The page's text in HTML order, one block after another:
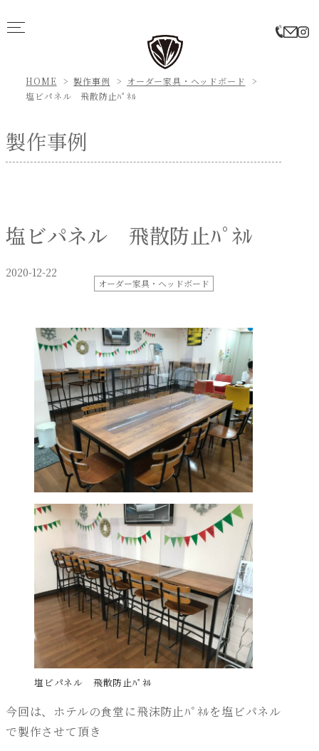
HOME 製作事例
オーダー家具・ヘッドボード
塩ビパネル 飛散防止ﾊﾟﾈﾙ
製作事例
塩ビパネル 飛散防止ﾊﾟﾈﾙ
2020-12-22
オーダー家具・ヘッドボード
塩ビパネル 飛散防止ﾊﾟﾈﾙ
今回は、ホテルの食堂に飛沫防止ﾊﾟﾈﾙを塩ビパネル
で製作させて頂き